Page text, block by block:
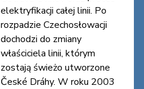
elektryfikacji całej linii. Po
rozpadzie Czechosłowacji
dochodzi do zmiany
właściciela linii, którym
zostają świeżo utworzone
České Dráhy. W roku 2003